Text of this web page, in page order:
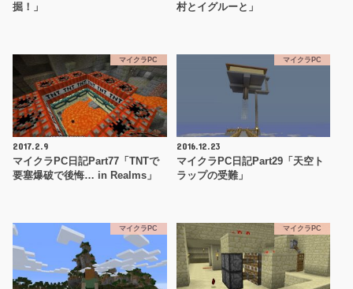
掘！」
村とイグルーと」
マイクラPC
2017.2.9
マイクラPC日記Part77「TNTで
要塞爆破で後悔… in Realms」
マイクラPC
2016.12.23
マイクラPC日記Part29「天空ト
ラップの受難」
マイクラPC マイクラPC